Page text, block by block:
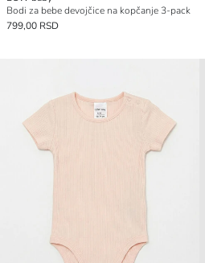
Bodi za bebe devojčice na kopčanje 3-pack
799,00 RSD